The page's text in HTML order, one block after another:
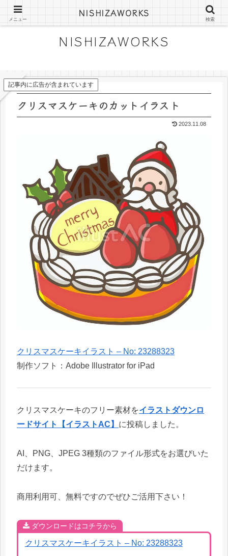
にしざわみつきの絵日記やフリー素材
NISHIZAWORKS
記事内に広告が含まれています
クリスマスケーキのカットイラスト
2023.11.08
クリスマスケーキイラスト – No: 23288323
制作ソフト：Adobe Illustrator for iPad
クリスマスケーキのフリー素材をイラストダウンロ
ードサイト【イラストAC】 に投稿しました。
AI、PNG、JPEG 3種類のファイル形式をお選びいた
だけます。
商用利用可、無料ですのでぜひご活用下さい！
ダウンロードはコチラから
クリスマスケーキイラスト – No: 23288323
メニュー
NISHIZAWORKS
検索